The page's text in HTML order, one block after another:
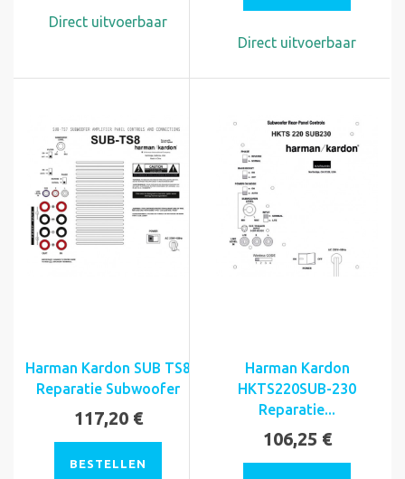
Direct uitvoerbaar
Direct uitvoerbaar
Harman Kardon SUB TS8
Reparatie Subwoofer
117,20 €
BESTELLEN
Harman Kardon
HKTS220SUB-230
Reparatie...
106,25 €